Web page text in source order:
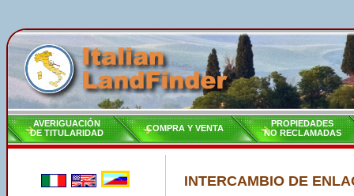
AVERIGUACIÓN
DE TITULARIDAD
COMPRA Y VENTA
PROPIEDADES
NO RECLAMADAS
INTERCAMBIO DE